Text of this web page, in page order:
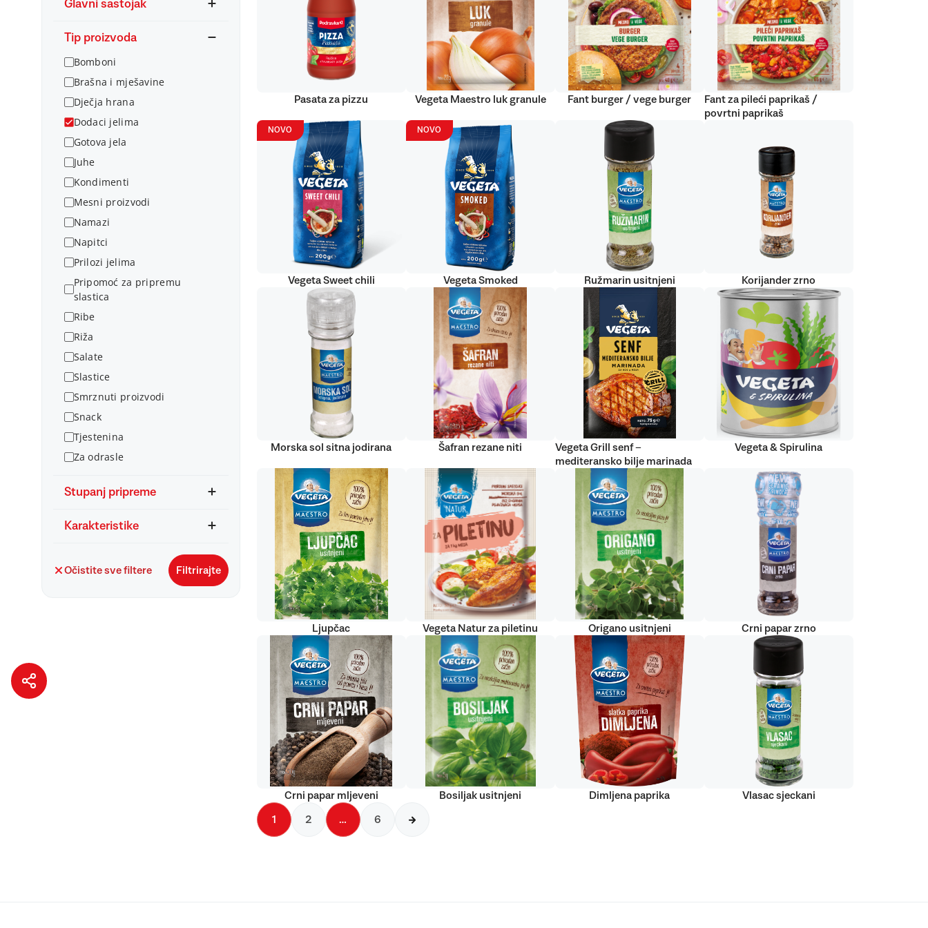
Glavni sastojak
Tip proizvoda
Bomboni
Brašna i mješavine
Dječja hrana
Dodaci jelima
Gotova jela
Juhe
Kondimenti
Mesni proizvodi
Namazi
Napitci
Prilozi jelima
Pripomoć za pripremu
slastica
Ribe
Riža
Salate
Slastice
Smrznuti proizvodi
Snack
Tjestenina
Za odrasle
Stupanj pripreme
Karakteristike
Očistite sve filtere Filtrirajte
Pasata za pizzu Vegeta Maestro luk granule Fant burger / vege burger
Fant za pileći paprikaš /
povrtni paprikaš
NOVO
Vegeta Sweet chili
NOVO
Vegeta Smoked Ružmarin usitnjeni Korijander zrno
Morska sol sitna jodirana Šafran rezane niti
Vegeta Grill senf –
mediteransko bilje marinada
Vegeta & Spirulina
Ljupčac Vegeta Natur za piletinu Origano usitnjeni Crni papar zrno
Crni papar mljeveni Bosiljak usitnjeni Dimljena paprika Vlasac sjeckani
1 2 … 6